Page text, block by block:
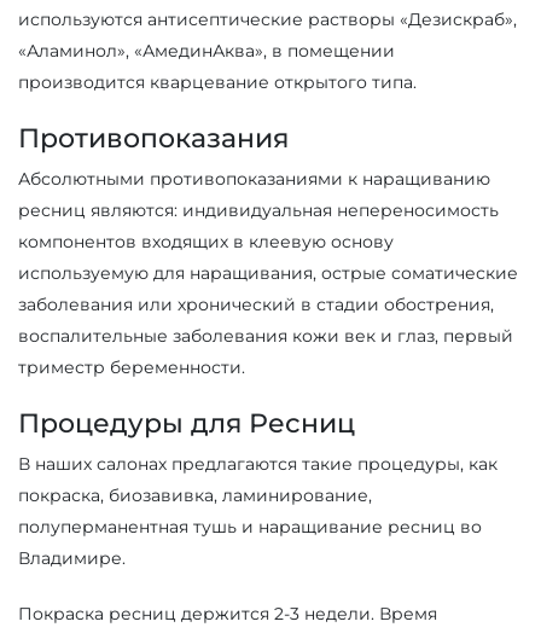
используются антисептические растворы «Дезискраб»,
«Аламинол», «АмединАква», в помещении
производится кварцевание открытого типа.
Противопоказания
Абсолютными противопоказаниями к наращиванию
ресниц являются: индивидуальная непереносимость
компонентов входящих в клеевую основу
используемую для наращивания, острые соматические
заболевания или хронический в стадии обострения,
воспалительные заболевания кожи век и глаз, первый
триместр беременности.
Процедуры для Ресниц
В наших салонах предлагаются такие процедуры, как
покраска, биозавивка, ламинирование,
полуперманентная тушь и наращивание ресниц во
Владимире.
Покраска ресниц держится 2-3 недели. Время